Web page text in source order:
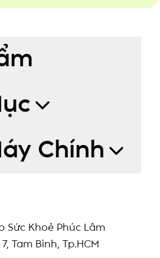
Chính
Sức Khoẻ Phúc Lâm
Tam Bình, Tp.HCM